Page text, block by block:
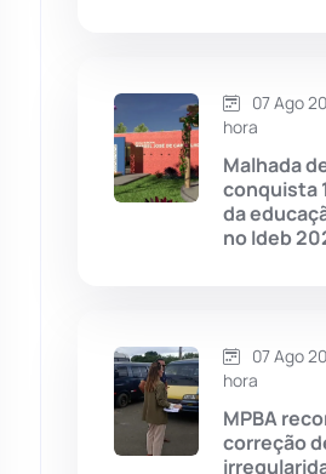
Contendas do Sincorá
Cordeiros
Educação
Érico Cardoso
07 Ago
hora
Malhada
conquista
da
no Ideb
07 Ago
hora
MPBA
correção